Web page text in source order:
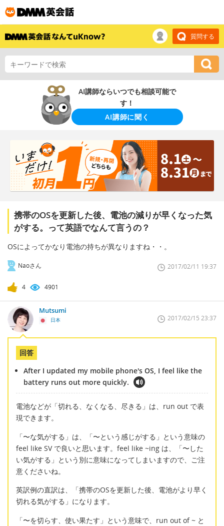
質問する
AI講師ならいつでも相談可能で
す！
AI講師に聞く
携帯のOSを更新した後、電池の減りが早くなった気
がする。って英語でなんて言うの？
OSによってかなり電池の持ちが異なりますね・・。
Naoさん 2017/02/11 19:37
4 4901
Mutsumi
日本 2017/02/15 23:37
回答
After I updated my mobile phone's OS, I feel like the
battery runs out more quickly.
電池などが「切れる、なくなる、尽きる」は、run out で表
現できます。
「〜な気がする」は、「〜という感じがする」という意味の
feel like SV で良いと思います。feel like ~ing は、「〜した
い気がする」という別に意味になってしまいますので、ご注
意くださいね。
英訳例の直訳は、「携帯のOSを更新した後、電池がより早く
切れる気がする」になります。
「〜を切らす、使い果たす」という意味で、run out of ~ と